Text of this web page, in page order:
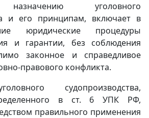
уголовного
и его принципам, включает в
юридические процедуры
и гарантии, без соблюдения
законное и справедливое
правового конфликта.
судопроизводства,
в ст. 6 УПК РФ,
правильного применения